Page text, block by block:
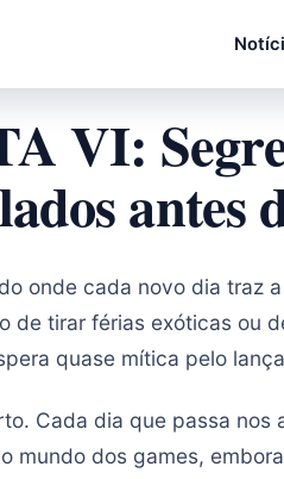
VI:
antes
onde cada novo dia traz
de tirar férias exóticas ou
quase mítica pelo
Cada dia que passa
mundo dos games,